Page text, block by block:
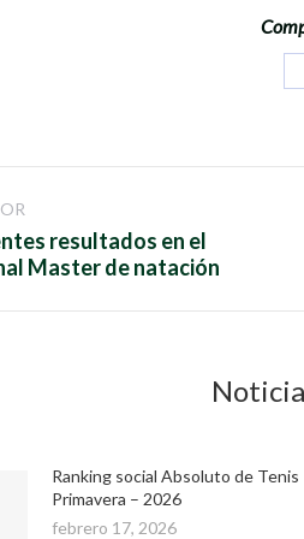
resultados en el
Master de natación
Ranking social Absoluto de Tenis
Primavera – 2026
febrero 17, 2026